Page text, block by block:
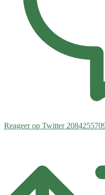
Reageer op Twitter